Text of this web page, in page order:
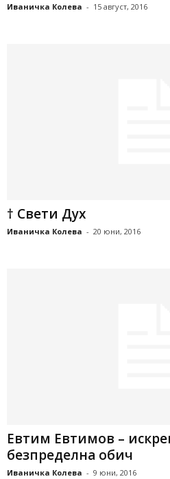
Иваничка Колева - 15 август, 2016
† Свети Дух
Иваничка Колева - 20 юни, 2016
Евтим Евтимов –
безпределна обич
Иваничка Колева - 9 юни, 2016